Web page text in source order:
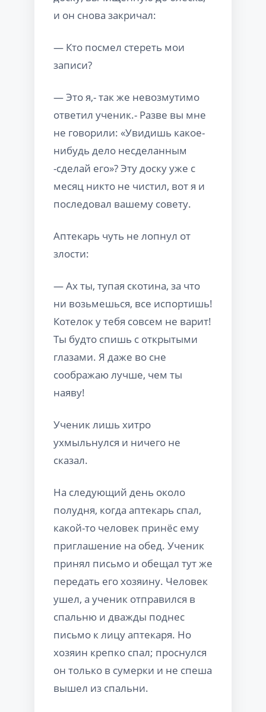
и он снова закричал:
— Кто посмел стереть мои
записи?
— Это я,- так же невозмутимо
ответил ученик.- Разве вы мне
не говорили: «Увидишь какое-
нибудь дело несделанным
-сделай его»? Эту доску уже с
месяц никто не чистил, вот я и
последовал вашему совету.
Аптекарь чуть не лопнул от
злости:
— Ах ты, тупая скотина, за что
ни возьмешься, все испортишь!
Котелок у тебя совсем не варит!
Ты будто спишь с открытыми
глазами. Я даже во сне
соображаю лучше, чем ты
наяву!
Ученик лишь хитро
ухмыльнулся и ничего не
сказал.
На следующий день около
полудня, когда аптекарь спал,
какой-то человек принёс ему
приглашение на обед. Ученик
принял письмо и обещал тут же
передать его хозяину. Человек
ушел, а ученик отправился в
спальню и дважды поднес
письмо к лицу аптекаря. Но
хозяин крепко спал; проснулся
он только в сумерки и не спеша
вышел из спальни.